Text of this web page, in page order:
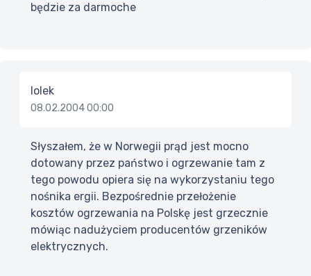
będzie za darmoche
lolek
08.02.2004 00:00
Słyszałem, że w Norwegii prąd jest mocno
dotowany przez państwo i ogrzewanie tam z
tego powodu opiera się na wykorzystaniu tego
nośnika ergii. Bezpośrednie przełożenie
kosztów ogrzewania na Polskę jest grzecznie
mówiąc nadużyciem producentów grzeników
elektrycznych.